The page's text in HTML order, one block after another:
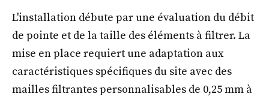
L'installation débute par une évaluation du débit
de pointe et de la taille des éléments à filtrer. La
mise en place requiert une adaptation aux
caractéristiques spécifiques du site avec des
mailles filtrantes personnalisables de 0,25 mm à